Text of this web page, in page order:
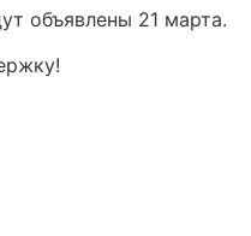
объявлены 21 марта.